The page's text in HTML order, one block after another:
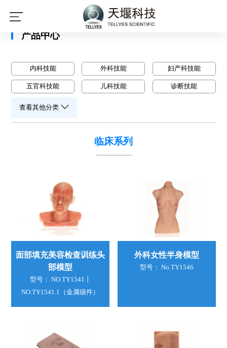
产品中心
内科技能 外科技能 妇产科技能
五官科技能 儿科技能 诊断技能
查看其他分类
临床系列
面部填充美容检查训练头
部模型
型号： NO.TY1541丨
NO.TY1541.1（金属镶件）
外科女性半身模型
型号： No.TY1546